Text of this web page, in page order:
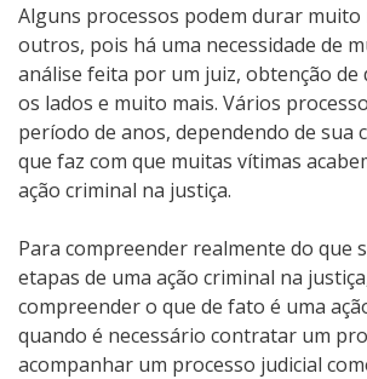
Alguns processos podem durar muito
outros, pois há uma necessidade de
análise feita por um juiz, obtenção de
os lados e muito mais. Vários
período de anos, dependendo de sua
que faz com que muitas vítimas
ação criminal na justiça.
Para compreender realmente do que
etapas de uma ação criminal na
compreender o que de fato é uma
quando é necessário contratar um
acompanhar um processo judicial